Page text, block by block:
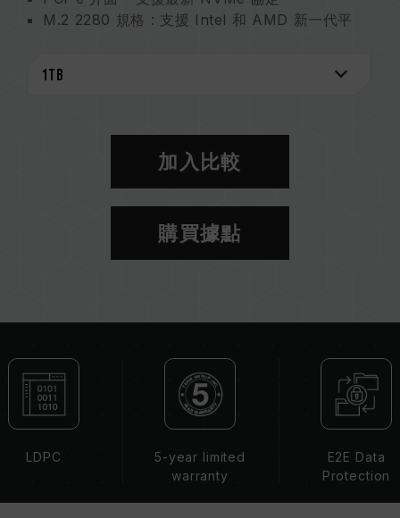
M.2 2280 規格 : 支援 Intel 和 AMD 新一代平
產品保固 - 五年產品保固，免費技術支援服務
加入比較
購買據點
LDPC
5-year limited
warranty
E2E Data
Protection